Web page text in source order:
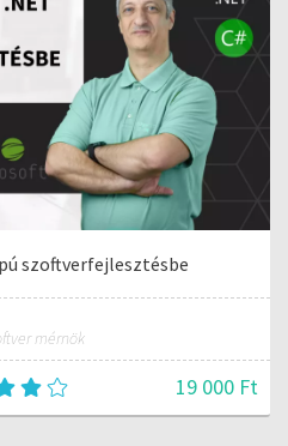
szoftverfejlesztésbe
mérnök
19 000 Ft